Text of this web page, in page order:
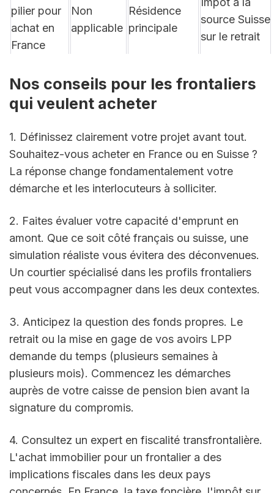
pilier pour
achat en
France
Non
applicable
Résidence
principale
source Suisse
sur le retrait
Nos conseils pour les frontaliers
qui veulent acheter
1. Définissez clairement votre projet avant tout.
Souhaitez-vous acheter en France ou en Suisse ?
La réponse change fondamentalement votre
démarche et les interlocuteurs à solliciter.
2. Faites évaluer votre capacité d'emprunt en
amont. Que ce soit côté français ou suisse, une
simulation réaliste vous évitera des déconvenues.
Un courtier spécialisé dans les profils frontaliers
peut vous accompagner dans les deux contextes.
3. Anticipez la question des fonds propres. Le
retrait ou la mise en gage de vos avoirs LPP
demande du temps (plusieurs semaines à
plusieurs mois). Commencez les démarches
auprès de votre caisse de pension bien avant la
signature du compromis.
4. Consultez un expert en fiscalité transfrontalière.
L'achat immobilier pour un frontalier a des
implications fiscales dans les deux pays